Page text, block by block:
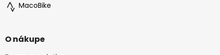
MacoBike
O nákupe